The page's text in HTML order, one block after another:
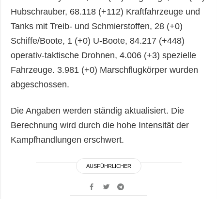
Hubschrauber, 68.118 (+112) Kraftfahrzeuge und
Tanks mit Treib- und Schmierstoffen, 28 (+0)
Schiffe/Boote, 1 (+0) U-Boote, 84.217 (+448)
operativ-taktische Drohnen, 4.006 (+3) spezielle
Fahrzeuge. 3.981 (+0) Marschflugkörper wurden
abgeschossen.
Die Angaben werden ständig aktualisiert. Die
Berechnung wird durch die hohe Intensität der
Kampfhandlungen erschwert.
AUSFÜHRLICHER